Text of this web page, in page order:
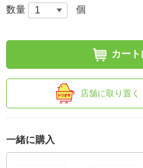
数量 個
カー
店舗に取り置く
一緒に購入